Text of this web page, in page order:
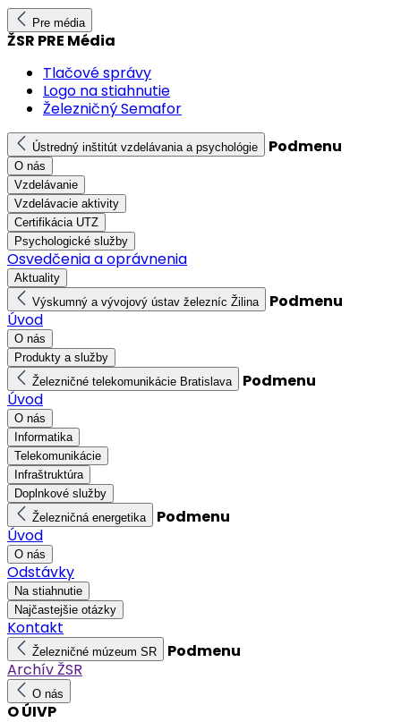
Pre média
ŽSR PRE Média
Tlačové správy
Logo na stiahnutie
Železničný Semafor
Ústredný inštitút vzdelávania a psychológie Podmenu
O nás
Vzdelávanie
Vzdelávacie aktivity
Certifikácia UTZ
Psychologické služby
Osvedčenia a oprávnenia
Aktuality
Výskumný a vývojový ústav železníc Žilina
Podmenu
Úvod
O nás
Produkty a služby
Železničné telekomunikácie Bratislava
Podmenu
Úvod
O nás
Informatika
Telekomunikácie
Infraštruktúra
Doplnkové služby
Železničná energetika
Podmenu
Úvod
O nás
Odstávky
Na stiahnutie
Najčastejšie otázky
Kontakt
Železničné múzeum SR
Podmenu
Archív ŽSR
O nás
O ÚIVP